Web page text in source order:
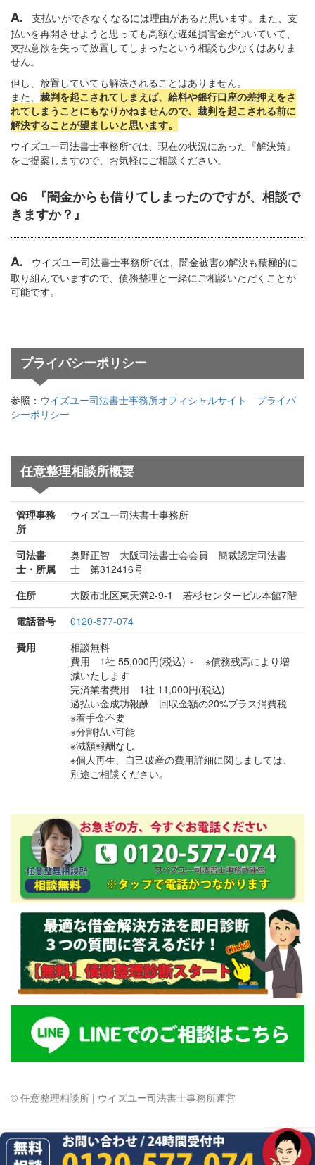
A. 支払いができなくなるには理由があると思います。また、支
払いを再開させようと思っても高額な遅延損害金がついていて、
支払意欲を失って放置してしまったという相談も少なくはありま
せん。
但し、放置していても解決されることはありません。
また、 裁判を起こされてしまえば、給料や銀行口座の差押えをさ
れてしまうことにもなりかねませんので、裁判を起こされる前に
解決することが望ましいと思います。
ウイズユー司法書士事務所では、現在の状況にあった『解決策』
をご提案しますので、お気軽にご相談ください。
Q6 『闇金からも借りてしまったのですが、相談で
きますか？』
A. ウイズユー司法書士事務所では、闇金被害の解決も積極的に
取り組んでいますので、債務整理と一緒にご相談いただくことが
可能です。
プライバシーポリシー
参照： ウイズユー司法書士事務所オフィシャルサイト プライバ
シーポリシー
任意整理相談所概要
管理事務
所
ウイズユー司法書士事務所
司法書
士・所属
奥野正智 大阪司法書士会会員 簡裁認定司法書
士 第312416号
住所
大阪市北区東天満2-9-1 若杉センタービル本館7階
電話番号
0120-577-074
費用
相談無料
費用 1社 55,000円(税込)～ ※債務残高により増
減いたします
完済業者費用 1社 11,000円(税込)
過払い金成功報酬 回収金額の20%プラス消費税
※着手金不要
※分割払い可能
※減額報酬なし
※個人再生、自己破産の費用詳細に関しましては、
別途ご相談ください。
© 任意整理相談所 | ウイズユー司法書士事務所運営